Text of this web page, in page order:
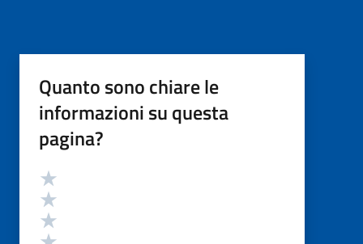
Quanto sono chiare le
informazioni su questa
pagina?
Valutazione